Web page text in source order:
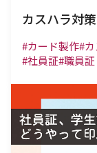
カスハラ対
#カード製作#
#社員証#職員証